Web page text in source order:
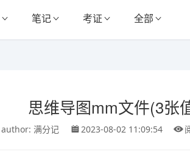
笔记 考证 全部
思维导图mm文件(3张
author: 满分记 2023-08-02 11:09:54